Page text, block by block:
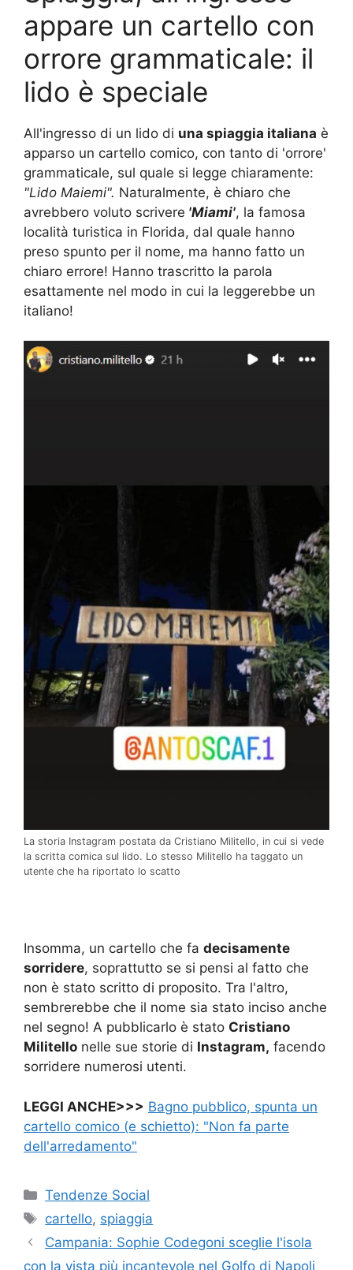
appare un cartello con
orrore grammaticale: il
lido è speciale
All'ingresso di un lido di una spiaggia italiana è
apparso un cartello comico, con tanto di 'orrore'
grammaticale, sul quale si legge chiaramente:
"Lido Maiemi". Naturalmente, è chiaro che
avrebbero voluto scrivere 'Miami', la famosa
località turistica in Florida, dal quale hanno
preso spunto per il nome, ma hanno fatto un
chiaro errore! Hanno trascritto la parola
esattamente nel modo in cui la leggerebbe un
italiano!
La storia Instagram postata da Cristiano Militello, in cui si vede
la scritta comica sul lido. Lo stesso Militello ha taggato un
utente che ha riportato lo scatto
Insomma, un cartello che fa decisamente
sorridere, soprattutto se si pensi al fatto che
non è stato scritto di proposito. Tra l'altro,
sembrerebbe che il nome sia stato inciso anche
nel segno! A pubblicarlo è stato Cristiano
Militello nelle sue storie di Instagram, facendo
sorridere numerosi utenti.
LEGGI ANCHE>>> Bagno pubblico, spunta un
cartello comico (e schietto): "Non fa parte
dell'arredamento"
Categorie
Tendenze Social
Tag
cartello, spiaggia
Campania: Sophie Codegoni sceglie l'isola
con la vista più incantevole nel Golfo di Napoli